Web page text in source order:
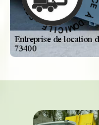
S
E
R
V
I
C
E
D
O
M
I
C
I
L
E
-